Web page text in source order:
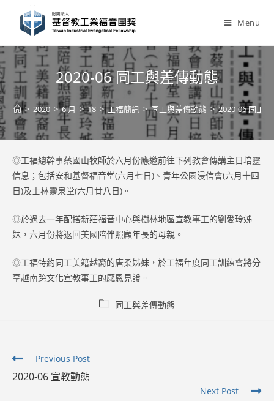
content
Menu
2020-06 同工與差傳動態
> 2020 > 6 月 > 18 > 工福簡訊 > 同工與差傳動態 > 2020-06 同工
◎工福總幹事蔡國山牧師於六月份應邀前往下列教會傳講主日培靈
信息；包括安和基督福音堂(六月七日)、青年公園浸信會(六月十四
日)及士林靈泉堂(六月廿八日)。
◎於過去一年配搭新莊福音中心與樹林地區宣教事工的劉愛玲姊
妹，六月份將返回美國陪伴照顧年長的母親。
◎工福特約同工美籍越裔的唐柔姊妹，於工福年度同工訓練會將分
享越南跨文化宣教事工的感恩見證。
Post 同工與差傳動態
Read
articles
Previous Post
2020-06 宣教動態
Next Post